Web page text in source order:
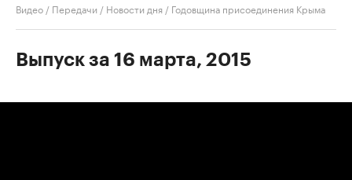
Видео / Передачи / Новости дня / Годовщина присоединения Крыма
Выпуск за 16 марта, 2015